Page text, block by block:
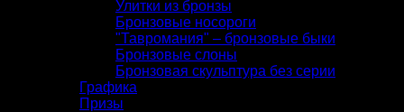
Улитки из бронзы
Бронзовые носороги
"Тавромания" – бронзовые быки
Бронзовые слоны
Бронзовая скульптура без серии
Графика
Призы